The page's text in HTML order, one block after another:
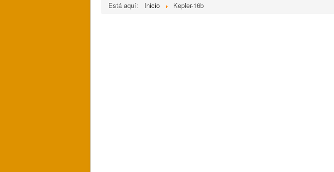
Está aquí: Inicio Kepler-16b